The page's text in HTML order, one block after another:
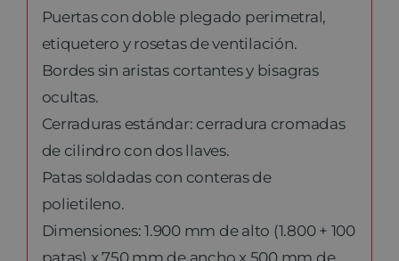
Puertas con doble plegado perimetral,
etiquetero y rosetas de ventilación.
Bordes sin aristas cortantes y bisagras
ocultas.
Cerraduras estándar: cerradura cromadas
de cilindro con dos llaves.
Patas soldadas con conteras de
polietileno.
Dimensiones: 1.900 mm de alto (1.800 + 100
patas) x 750 mm de ancho x 500 mm de